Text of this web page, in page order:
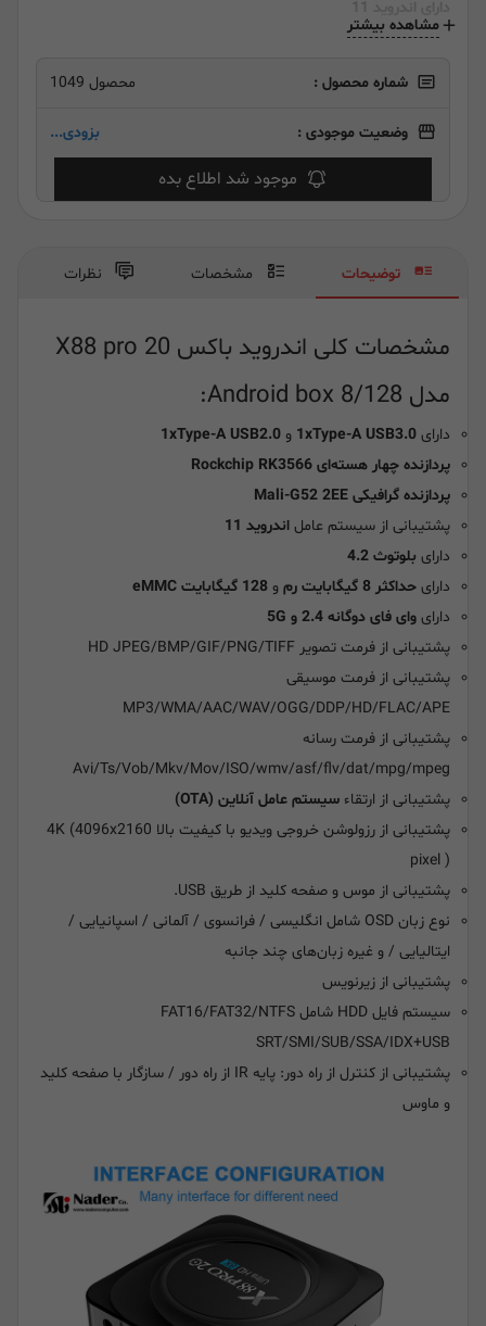
مشاهده بیشتر
شماره محصول : محصول 1049
وضعیت موجودی : بزودی...
موجود شد اطلاع بده
مشخصات کلی اندروید باکس X88 pro 20
مدل Android box 8/128:
دارای 1xType-A USB3.0 و 1xType-A USB2.0
پردازنده چهار هسته‌ای Rockchip RK3566
پردازنده گرافیکی Mali-G52 2EE
پشتیبانی از سیستم عامل اندروید 11
دارای بلوتوث 4.2
دارای حداکثر 8 گیگابایت رم و 128 گیگابایت eMMC
دارای وای فای دوگانه 2.4 و 5G
پشتیبانی از فرمت تصویر HD JPEG/BMP/GIF/PNG/TIFF
پشتیبانی از فرمت موسیقی
MP3/WMA/AAC/WAV/OGG/DDP/HD/FLAC/APE
پشتیبانی از فرمت رسانه
Avi/Ts/Vob/Mkv/Mov/ISO/wmv/asf/flv/dat/mpg/mpeg
پشتیبانی از ارتقاء سیستم عامل آنلاین (OTA)
پشتیبانی از رزولوشن خروجی ویدیو با کیفیت بالا 4K (4096x2160
pixel )
پشتیبانی از موس و صفحه کلید از طریق USB.
نوع زبان OSD شامل انگلیسی / فرانسوی / آلمانی / اسپانیایی /
ایتالیایی / و غیره زبان‌های چند جانبه
پشتیبانی از زیرنویس
سیستم فایل HDD شامل FAT16/FAT32/NTFS
SRT/SMI/SUB/SSA/IDX+USB
پشتیبانی از کنترل از راه دور: پایه IR از راه دور / سازگار با صفحه کلید
و ماوس